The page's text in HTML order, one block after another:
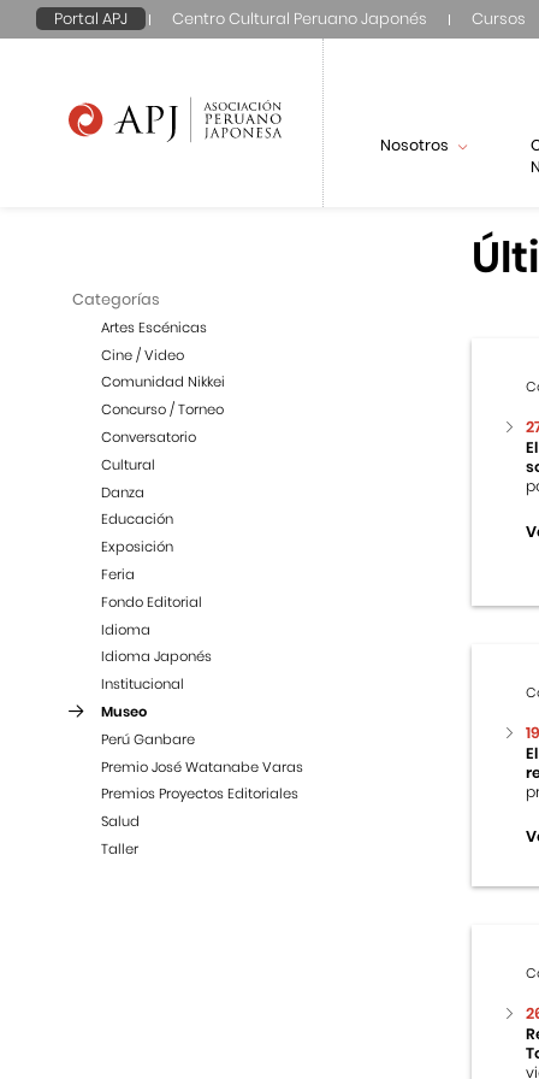
Portal APJ Centro Cultural Peruano Japonés Cursos
Nosotros
Categorías
Artes Escénicas
Cine / Video
Comunidad Nikkei
Concurso / Torneo
Conversatorio
Cultural
Danza
Educación
Exposición
Feria
Fondo Editorial
Idioma
Idioma Japonés
Institucional
Museo
Perú Ganbare
Premio José Watanabe Varas
Premios Proyectos Editoriales
Salud
Taller